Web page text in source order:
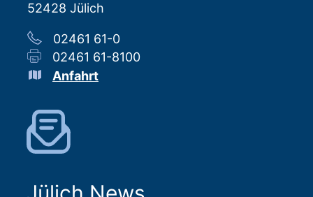
52428 Jülich
02461 61-0
02461 61-8100
Anfahrt